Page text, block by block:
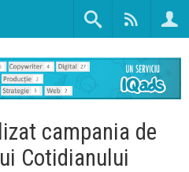
campania de
Cotidianului